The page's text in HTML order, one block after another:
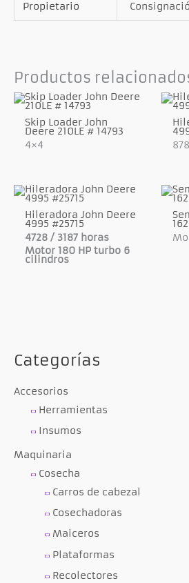
Categorías
Accesorios
Herramientas
Insumos
Maquinaria
Cosecha
Carros de cabezal
Cosechadoras
Maiceros
Plataformas
Recolectores
Propietario
Productos
Skip Loader John
Deere 210LE # 14793
4×4
Hileradora John Deere
4995 #25715
4728 / 3187 horas
Motor 180 HP turbo 6
cilindros